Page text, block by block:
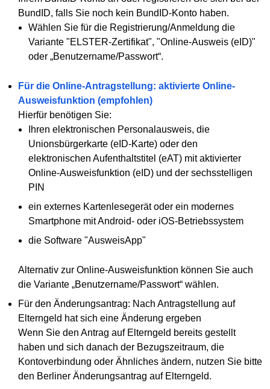
BundID, falls Sie noch kein BundID-Konto haben.
Wählen Sie für die Registrierung/Anmeldung die
Variante "ELSTER-Zertifikat", "Online-Ausweis (eID)"
oder „Benutzername/Passwort“.
Für die Online-Antragstellung: aktivierte Online-
Ausweisfunktion (empfohlen)
Hierfür benötigen Sie:
Ihren elektronischen Personalausweis, die
Unionsbürgerkarte (eID-Karte) oder den
elektronischen Aufenthaltstitel (eAT) mit aktivierter
Online-Ausweisfunktion (eID) und der sechsstelligen
PIN
ein externes Kartenlesegerät oder ein modernes
Smartphone mit Android- oder iOS-Betriebssystem
die Software "AusweisApp"
Alternativ zur Online-Ausweisfunktion können Sie auch
die Variante „Benutzername/Passwort“ wählen.
Für den Änderungsantrag: Nach Antragstellung auf
Elterngeld hat sich eine Änderung ergeben
Wenn Sie den Antrag auf Elterngeld bereits gestellt
haben und sich danach der Bezugszeitraum, die
Kontoverbindung oder Ähnliches ändern, nutzen Sie bitte
den Berliner Änderungsantrag auf Elterngeld.